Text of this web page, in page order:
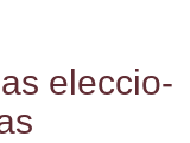
elec­cio­